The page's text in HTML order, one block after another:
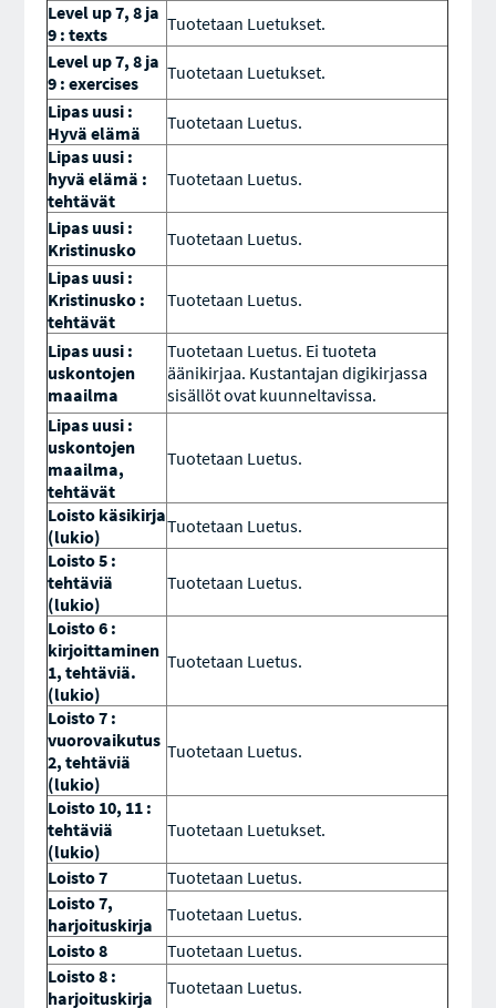
Level up 7, 8 ja
9 : texts
Tuotetaan Luetukset.
Level up 7, 8 ja
9 : exercises
Tuotetaan Luetukset.
Lipas uusi :
Hyvä elämä
Tuotetaan Luetus.
Lipas uusi :
hyvä elämä :
tehtävät
Tuotetaan Luetus.
Lipas uusi :
Kristinusko
Tuotetaan Luetus.
Lipas uusi :
Kristinusko :
tehtävät
Tuotetaan Luetus.
Lipas uusi :
uskontojen
maailma
Tuotetaan Luetus. Ei tuoteta
äänikirjaa. Kustantajan digikirjassa
sisällöt ovat kuunneltavissa.
Lipas uusi :
uskontojen
maailma,
tehtävät
Tuotetaan Luetus.
Loisto käsikirja
(lukio)
Tuotetaan Luetus.
Loisto 5 :
tehtäviä
(lukio)
Tuotetaan Luetus.
Loisto 6 :
kirjoittaminen
1, tehtäviä.
(lukio)
Tuotetaan Luetus.
Loisto 7 :
vuorovaikutus
2, tehtäviä
(lukio)
Tuotetaan Luetus.
Loisto 10, 11 :
tehtäviä
(lukio)
Tuotetaan Luetukset.
Loisto 7
Tuotetaan Luetus.
Loisto 7,
harjoituskirja
Tuotetaan Luetus.
Loisto 8
Tuotetaan Luetus.
Loisto 8 :
harjoituskirja
Tuotetaan Luetus.